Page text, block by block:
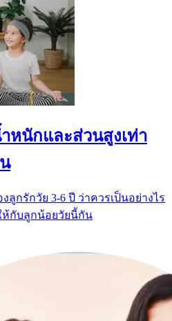
หนักและส่วนสูงเท่า
กรักวัย 3-6 ปี ว่าควรเป็นอย่างไร
ห้กับลูกน้อยวัยนี้กัน